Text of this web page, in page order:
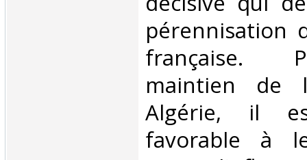
pérennisation
française.
maintien de
Algérie, il
favorable à